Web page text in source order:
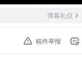
弹幕礼仪
稿件举报